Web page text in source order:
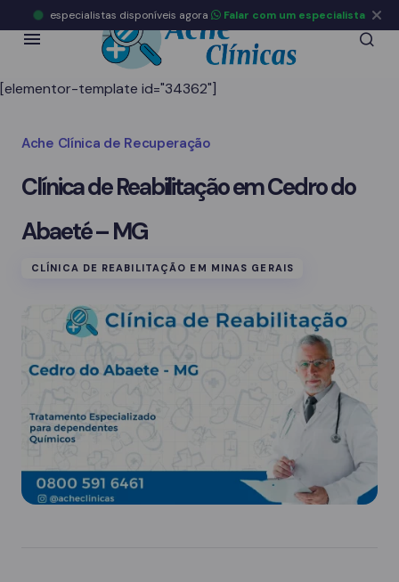
[elementor-template id="34362"]
Ache Clínica de Recuperação
Clínica de Reabilitação em Cedro do
Abaeté – MG
CLÍNICA DE REABILITAÇÃO EM MINAS GERAIS
especialistas disponíveis agora Falar com um especialista